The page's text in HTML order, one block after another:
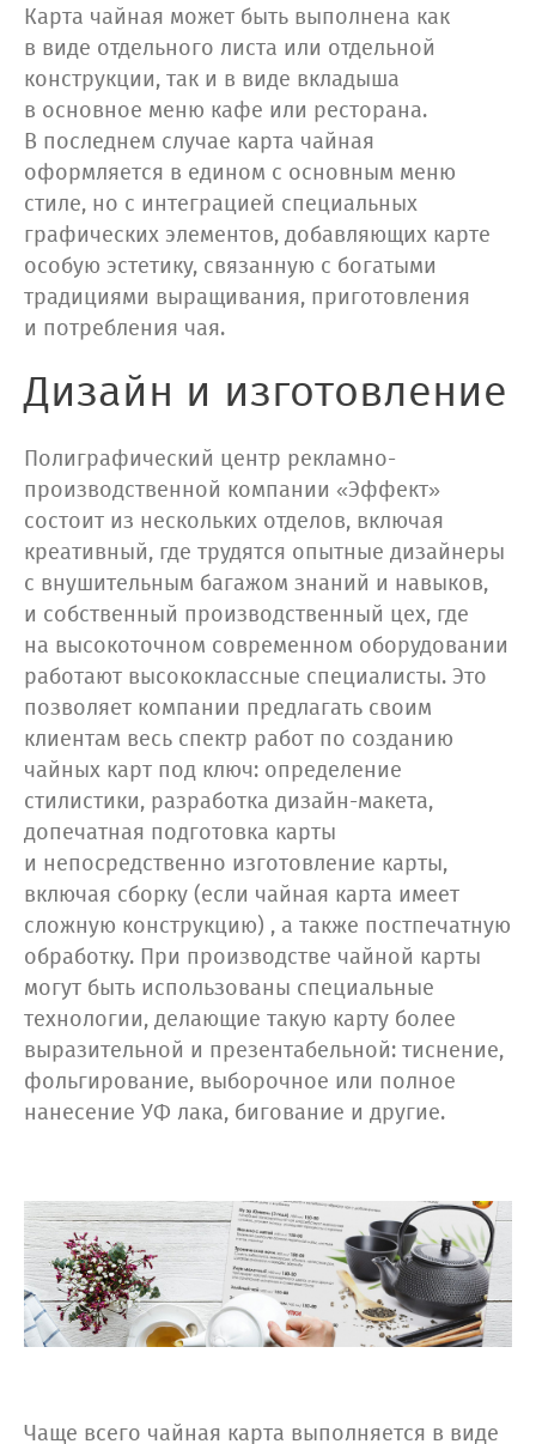
Карта чайная может быть выполнена как
в виде отдельного листа или отдельной
конструкции, так и в виде вкладыша
в основное меню кафе или ресторана.
В последнем случае карта чайная
оформляется в едином с основным меню
стиле, но с интеграцией специальных
графических элементов, добавляющих карте
особую эстетику, связанную с богатыми
традициями выращивания, приготовления
и потребления чая.
Дизайн и изготовление
Полиграфический центр рекламно-
производственной компании «Эффект»
состоит из нескольких отделов, включая
креативный, где трудятся опытные дизайнеры
с внушительным багажом знаний и навыков,
и собственный производственный цех, где
на высокоточном современном оборудовании
работают высококлассные специалисты. Это
позволяет компании предлагать своим
клиентам весь спектр работ по созданию
чайных карт под ключ: определение
стилистики, разработка дизайн-макета,
допечатная подготовка карты
и непосредственно изготовление карты,
включая сборку (если чайная карта имеет
сложную конструкцию) , а также постпечатную
обработку. При производстве чайной карты
могут быть использованы специальные
технологии, делающие такую карту более
выразительной и презентабельной: тиснение,
фольгирование, выборочное или полное
нанесение УФ лака, бигование и другие.
Чаще всего чайная карта выполняется в виде